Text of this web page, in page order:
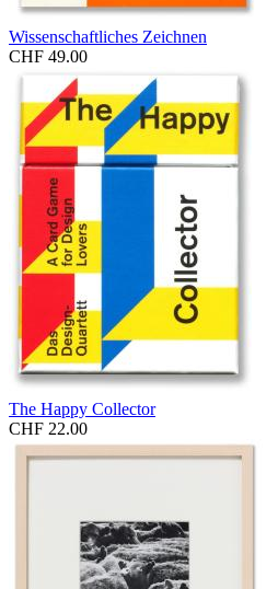
Wissenschaftliches Zeichnen
CHF 49.00
The Happy Collector
CHF 22.00